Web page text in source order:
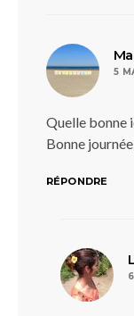
5
Quelle bonne
Bonne
RÉPONDRE